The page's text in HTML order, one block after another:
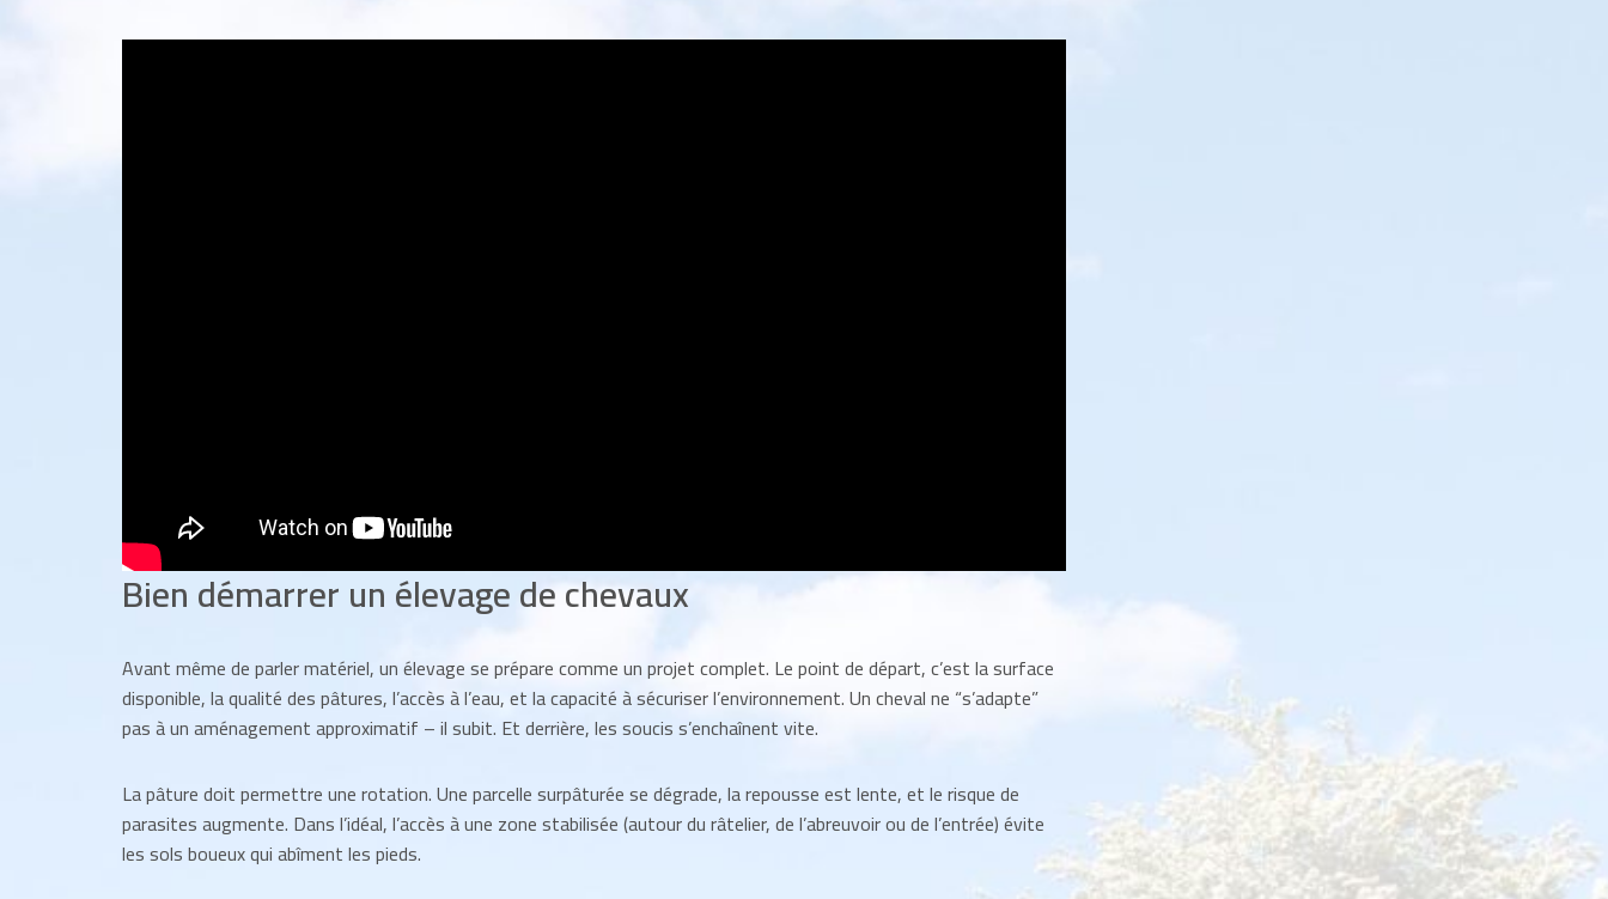
Bien démarrer un élevage de chevaux
Avant même de parler matériel, un élevage se prépare comme un projet complet. Le point de départ, c’est la surface
disponible, la qualité des pâtures, l’accès à l’eau, et la capacité à sécuriser l’environnement. Un cheval ne “s’adapte”
pas à un aménagement approximatif – il subit. Et derrière, les soucis s’enchaînent vite.
La pâture doit permettre une rotation. Une parcelle surpâturée se dégrade, la repousse est lente, et le risque de
parasites augmente. Dans l’idéal, l’accès à une zone stabilisée (autour du râtelier, de l’abreuvoir ou de l’entrée) évite
les sols boueux qui abîment les pieds.